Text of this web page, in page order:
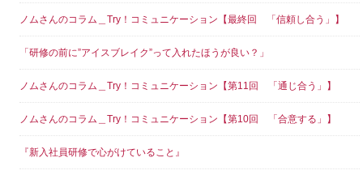
ノムさんのコラム＿Try！コミュニケーション【最終回 「信頼し合う」】
「研修の前に”アイスブレイク”って入れたほうが良い？」
ノムさんのコラム＿Try！コミュニケーション【第11回 「通じ合う」】
ノムさんのコラム＿Try！コミュニケーション【第10回 「合意する」】
『新入社員研修で心がけていること』